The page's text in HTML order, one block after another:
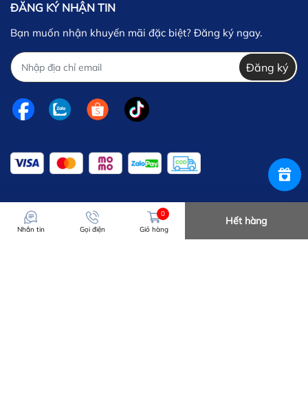
ĐĂNG KÝ NHẬN TIN
Bạn muốn nhận khuyến mãi đặc biệt? Đăng ký ngay.
Đăng ký
Nhắn tin Gọi điện
0
Giỏ hàng
Hết hàng